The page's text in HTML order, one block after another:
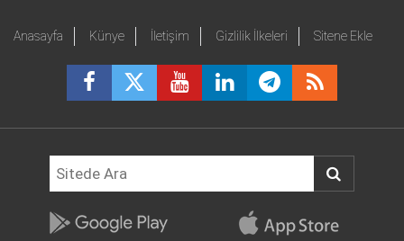
Anasayfa Künye İletişim Gizlilik İlkeleri Sitene Ekle